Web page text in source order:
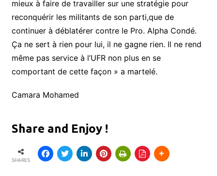
mieux à faire de travailler sur une stratégie pour
reconquérir les militants de son parti,que de
continuer à déblatérer contre le Pro. Alpha Condé.
Ça ne sert à rien pour lui, il ne gagne rien. Il ne rend
même pas service à l’UFR non plus en se
comportant de cette façon » a martelé.
Camara Mohamed
Share and Enjoy !
SHARES